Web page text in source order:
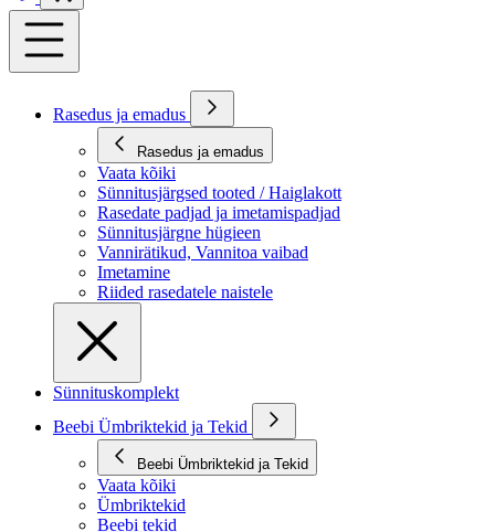
Rasedus ja emadus
Rasedus ja emadus
Vaata kõiki
Sünnitusjärgsed tooted / Haiglakott
Rasedate padjad ja imetamispadjad
Sünnitusjärgne hügieen
Vannirätikud, Vannitoa vaibad
Imetamine
Riided rasedatele naistele
Sünnituskomplekt
Beebi Ümbriktekid ja Tekid
Beebi Ümbriktekid ja Tekid
Vaata kõiki
Ümbriktekid
Beebi tekid